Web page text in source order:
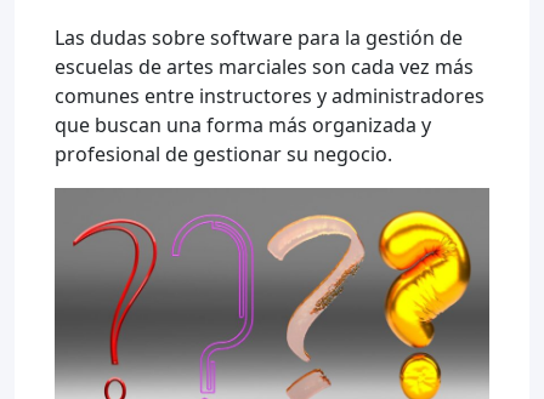
Las dudas sobre software para la gestión de
escuelas de artes marciales son cada vez más
comunes entre instructores y administradores
que buscan una forma más organizada y
profesional de gestionar su negocio.